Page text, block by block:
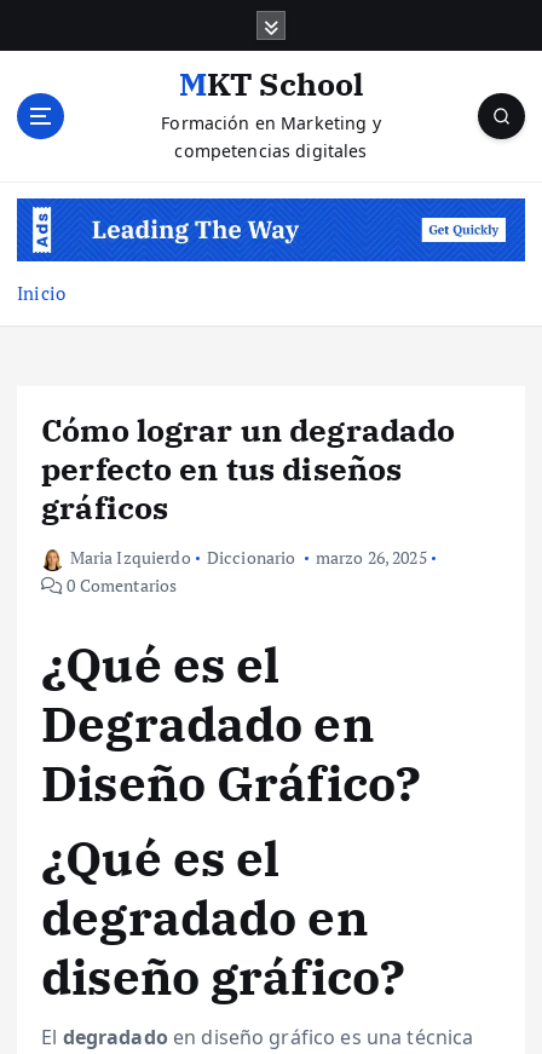
MKT School
Formación en Marketing y
competencias digitales
Inicio
Cómo lograr un degradado
perfecto en tus diseños
gráficos
Maria Izquierdo Diccionario
marzo 26, 2025
0 Comentarios
¿Qué es el
Degradado en
Diseño Gráfico?
¿Qué es el
degradado en
diseño gráfico?
El degradadoen diseño gráfico es una técnica